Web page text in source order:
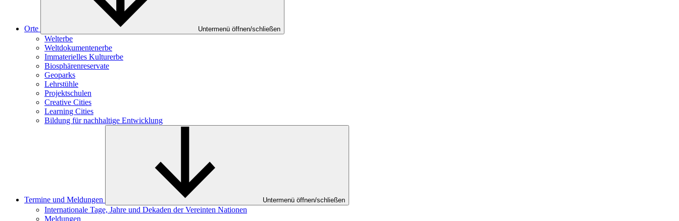
Orte Untermenü öffnen/schließen
Welterbe
Weltdokumentenerbe
Immaterielles Kulturerbe
Biosphärenreservate
Geoparks
Lehrstühle
Projektschulen
Creative Cities
Learning Cities
Bildung für nachhaltige Entwicklung
Termine und Meldungen Untermenü öffnen/schließen
Internationale Tage, Jahre und Dekaden der Vereinten Nationen
Meldungen